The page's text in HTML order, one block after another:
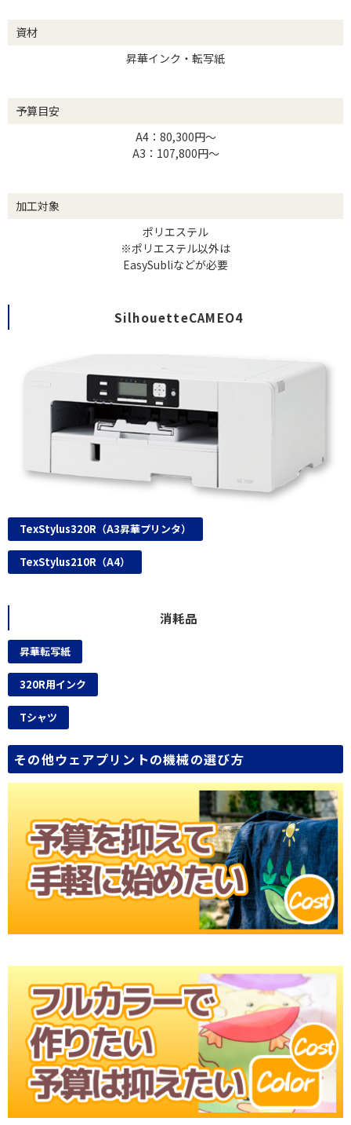
資材
昇華インク・転写紙
予算目安
A4：80,300円～
A3：107,800円～
加工対象
ポリエステル
※ポリエステル以外は
EasySubliなどが必要
SilhouetteCAMEO4
TexStylus320R（A3昇華プリンタ）
TexStylus210R（A4）
消耗品
昇華転写紙
320R用インク
Tシャツ
その他ウェアプリントの機械の選び方